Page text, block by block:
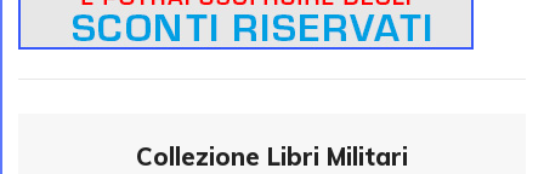
Collezione Libri Militari